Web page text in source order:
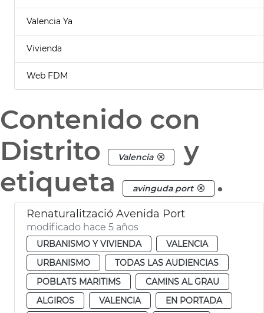
Valencia Ya
Vivienda
Web FDM
Contenido con
Distrito
Valencia
y
etiqueta
avinguda port .
Renaturalització Avenida Port
modificado hace 5 años
URBANISMO Y VIVIENDA
VALENCIA
URBANISMO
TODAS LAS AUDIENCIAS
POBLATS MARITIMS
CAMINS AL GRAU
ALGIROS
VALENCIA
EN PORTADA